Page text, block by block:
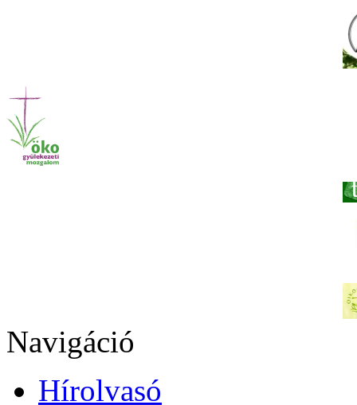
Navigáció
Hírolvasó